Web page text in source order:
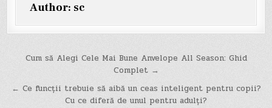
Author: sc
Navigare
articole
Cum să Alegi Cele Mai Bune Anvelope All Season: Ghid
Complet →
← Ce funcții trebuie să aibă un ceas inteligent pentru copii?
Cu ce diferă de unul pentru adulți?